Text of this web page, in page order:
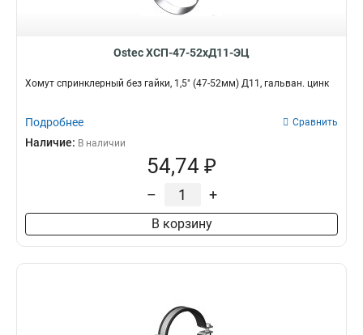
Ostec ХСП-47-52хД11-ЭЦ
Хомут спринклерный без гайки, 1,5" (47-52мм) Д11, гальван. цинк
Подробнее Сравнить
Наличие: В наличии
54,74 ₽
– +
В корзину